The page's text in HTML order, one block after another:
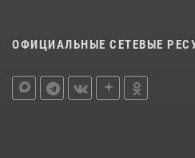
ОФИЦИАЛЬНЫЕ СЕТЕВЫЕ